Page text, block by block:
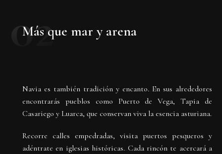
02
Más que mar y arena
Navia es también tradición y encanto. En sus alrededores
encontrarás pueblos como Puerto de Vega, Tapia de
Casariego y Luarca, que conservan viva la esencia asturiana.
Recorre calles empedradas, visita puertos pesqueros y
adéntrate en iglesias históricas. Cada rincón te acercará a